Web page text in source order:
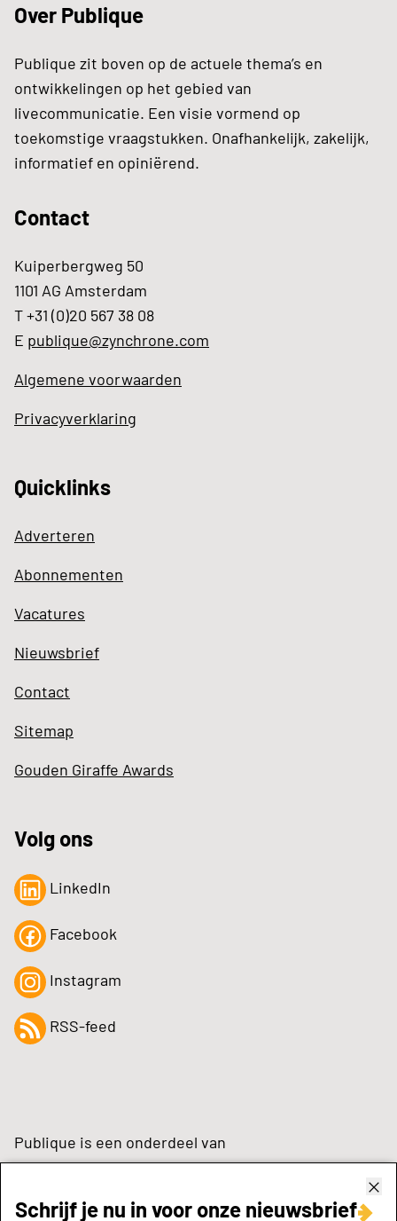
Schrijf je nu in voor onze nieuwsbrief
Over Publique
Publique zit boven op de actuele thema’s en
ontwikkelingen op het gebied van
livecommunicatie. Een visie vormend op
toekomstige vraagstukken. Onafhankelijk, zakelijk,
informatief en opiniërend.
Contact
Kuiperbergweg 50
1101 AG Amsterdam
T +31 (0)20 567 38 08
E publique@zynchrone.com
Algemene voorwaarden
Privacyverklaring
Quicklinks
Adverteren
Abonnementen
Vacatures
Nieuwsbrief
Contact
Sitemap
Gouden Giraffe Awards
Volg ons
LinkedIn
Facebook
Instagram
RSS-feed
Publique is een onderdeel van